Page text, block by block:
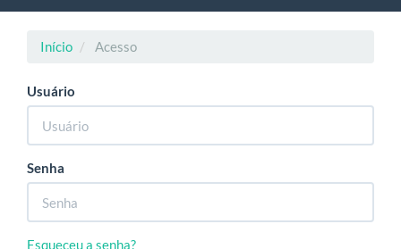
Início Acesso
Usuário
Senha
Esqueceu a senha?